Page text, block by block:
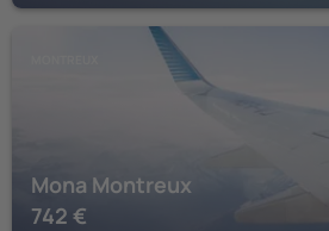
Mona Montreux
742 €